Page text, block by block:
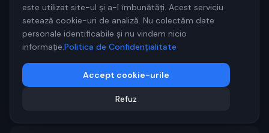
Cât costă un site profesional de hotel sau
pensiune?
Nu e suficient să fiu doar pe Booking.com?
Cum mut oaspeții de pe Booking pe site-ul meu?
este utilizat site-ul și a-l îmbunătăți. Acest serviciu
setează cookie-uri de analiză. Nu colectăm date
personale identificabile și nu vindem nicio
informație.Politica de Confidențialitate
Accept cookie-urile
Refuz